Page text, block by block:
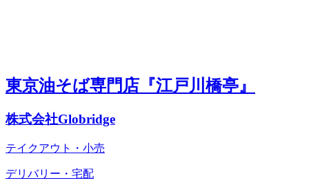
東京油そば専門店『江戸川橋亭』
株式会社Globridge
テイクアウト・小売
デリバリー・宅配